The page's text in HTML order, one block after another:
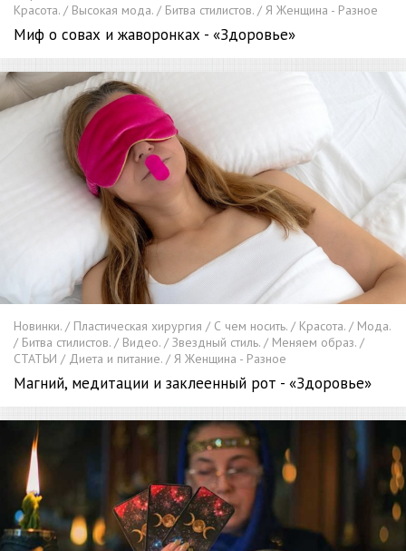
Красота. / Высокая мода. / Битва стилистов. / Я Женщина - Разное
Миф о совах и жаворонках - «Здоровье»
Новинки. / Пластическая хирургия / С чем носить. / Красота. / Мода.
/ Битва стилистов. / Видео. / Звездный стиль. / Меняем образ. /
СТАТЬИ / Диета и питание. / Я Женщина - Разное
Магний, медитации и заклеенный рот - «Здоровье»